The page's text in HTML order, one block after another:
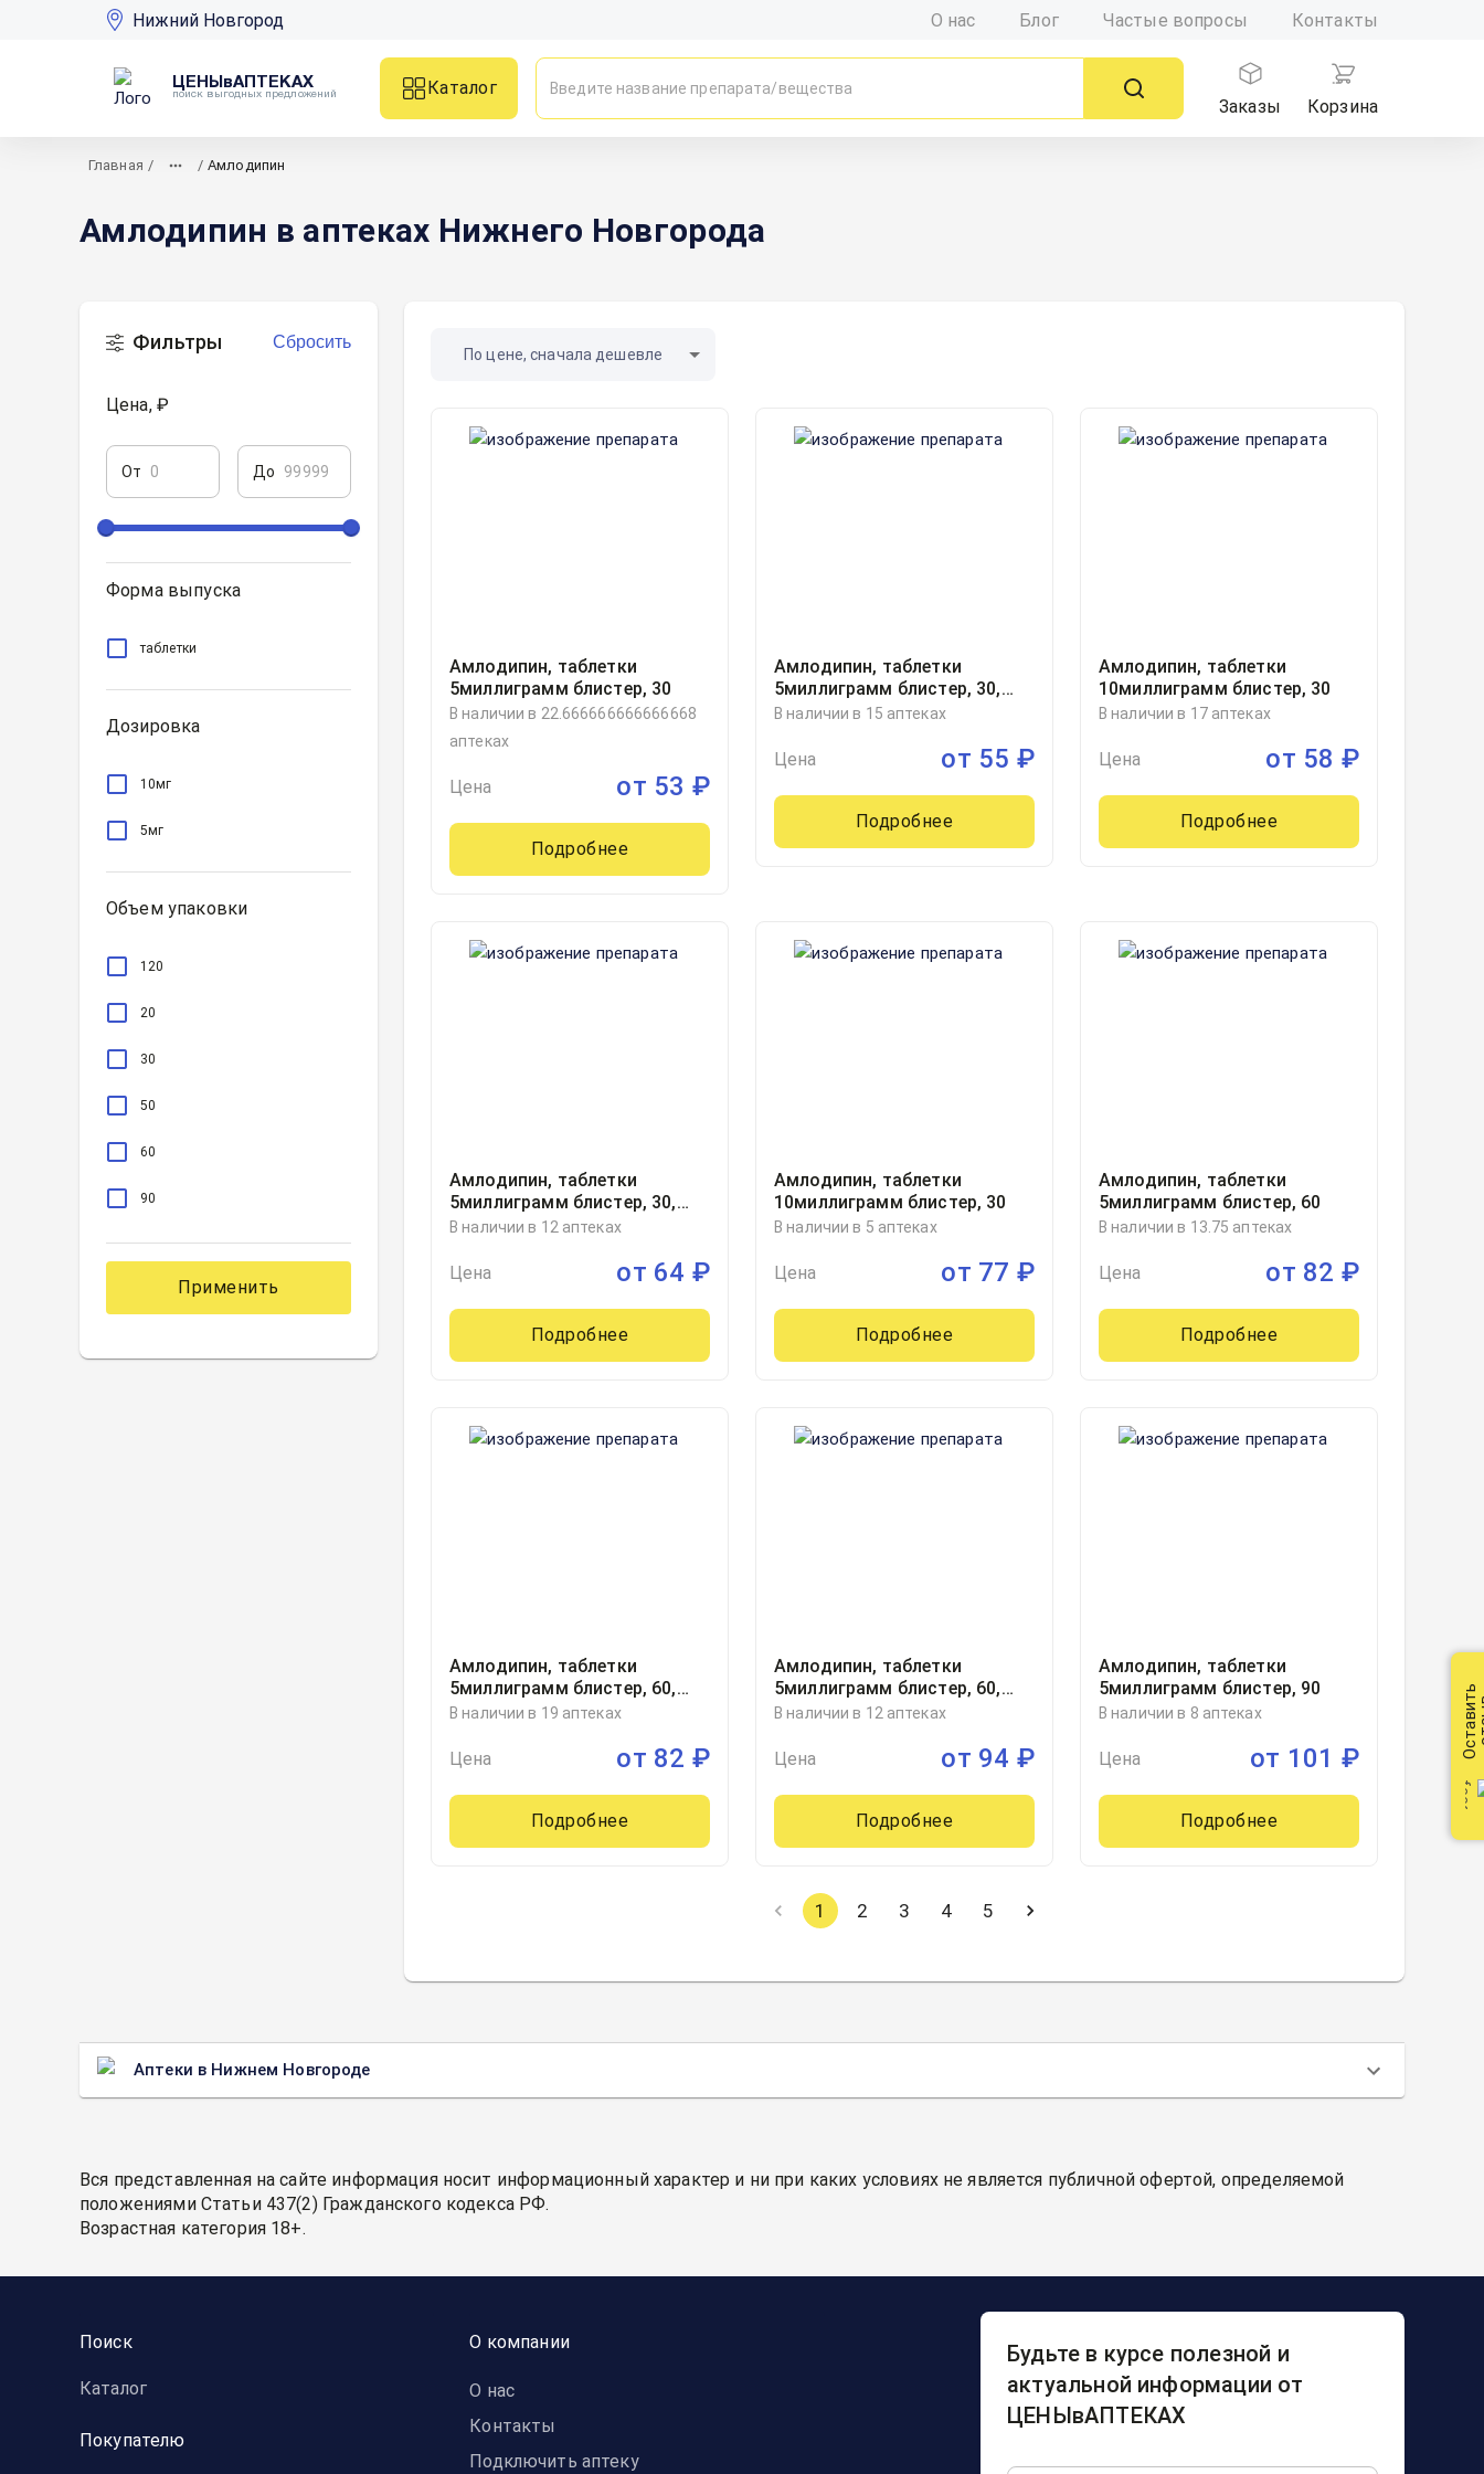
Нижний Новгород О нас Блог Частые вопросы Контакты
ЦЕНЫвАПТЕКАХ
поиск выгодных предложений
Каталог
Заказы
Корзина
Главная / / Амлодипин
Амлодипин в аптеках Нижнего Новгорода
Фильтры Сбросить
Цена, ₽
От До
Форма выпуска
таблетки
Дозировка
10мг
5мг
Объем упаковки
120
20
30
50
60
90
Применить
По цене, сначала дешевле
Амлодипин, таблетки
5миллиграмм блистер, 30
В наличии в 22.666666666666668
аптеках
Цена от 53 ₽
Подробнее
Амлодипин, таблетки
5миллиграмм блистер, 30,
Озон ООО, Россия
В наличии в 15 аптеках
Цена от 55 ₽
Подробнее
Амлодипин, таблетки
10миллиграмм блистер, 30
В наличии в 17 аптеках
Цена от 58 ₽
Подробнее
Амлодипин, таблетки
5миллиграмм блистер, 30,
ЗиО-Здоровье, Россия
В наличии в 12 аптеках
Цена от 64 ₽
Подробнее
Амлодипин, таблетки
10миллиграмм блистер, 30
В наличии в 5 аптеках
Цена от 77 ₽
Подробнее
Амлодипин, таблетки
5миллиграмм блистер, 60
В наличии в 13.75 аптеках
Цена от 82 ₽
Подробнее
Амлодипин, таблетки
5миллиграмм блистер, 60,
Озон ООО, Россия
В наличии в 19 аптеках
Цена от 82 ₽
Подробнее
Амлодипин, таблетки
5миллиграмм блистер, 60,
Канонфарма продакшн,
В наличии в 12 аптеках
Цена от 94 ₽
Подробнее
Амлодипин, таблетки
5миллиграмм блистер, 90
В наличии в 8 аптеках
Цена от 101 ₽
Подробнее
1 2 3 4 5
Аптеки в Нижнем Новгороде
Вся представленная на сайте информация носит информационный характер и ни при каких условиях не является публичной офертой, определяемой
положениями Статьи 437(2) Гражданского кодекса РФ.
Возрастная категория 18+.
Поиск
Каталог
Покупателю
О компании
О нас
Контакты
Подключить аптеку
Будьте в курсе полезной и
актуальной информации от
ЦЕНЫвАПТЕКАХ
Оставить